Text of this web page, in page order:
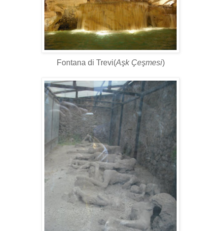
Fontana di Trevi(Aşk Çeşmesi)